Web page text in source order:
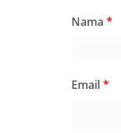
Nama *
Email*